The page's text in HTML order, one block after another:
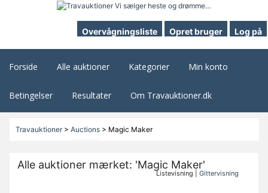
Overvågningsliste Opret bruger Log på
Forside Alle auktioner Kategorier Min konto
Betingelser Resultater Om Travauktioner.dk
Travauktioner> Auctions> Magic Maker
Alle auktioner mærket: 'Magic Maker'
Listevisning |Gittervisning